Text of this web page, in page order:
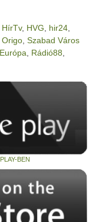
HírTv, HVG hir24
Origo Szabad Város
Rádió88
BEN